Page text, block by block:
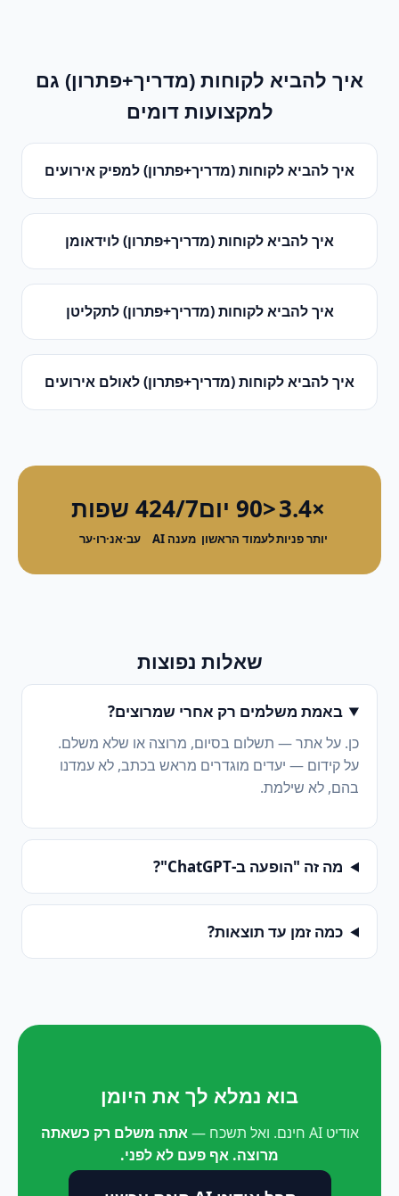
איך להביא לקוחות (מדריך+פתרון) גם
למקצועות דומים
איך להביא לקוחות (מדריך+פתרון)למפיק אירועים
איך להביא לקוחות (מדריך+פתרון)לוידאומן
איך להביא לקוחות (מדריך+פתרון)לתקליטן
איך להביא לקוחות (מדריך+פתרון)לאולם אירועים
×3.4
יותר פניות
<90 יום
לעמוד הראשון
24/7
מענה AI
4 שפות
עב·אנ·רו·ער
שאלות נפוצות
באמת משלמים רק אחרי שמרוצים?
כן. על אתר — תשלום בסיום, מרוצה או שלא משלם.
על קידום — יעדים מוגדרים מראש בכתב, לא עמדנו
בהם, לא שילמת.
מה זה "הופעה ב-ChatGPT"?
כמה זמן עד תוצאות?
בוא נמלא לך את היומן
אודיט AI חינם. ואל תשכח —
אתה משלם רק כשאתה
מרוצה. אף פעם לא לפני.